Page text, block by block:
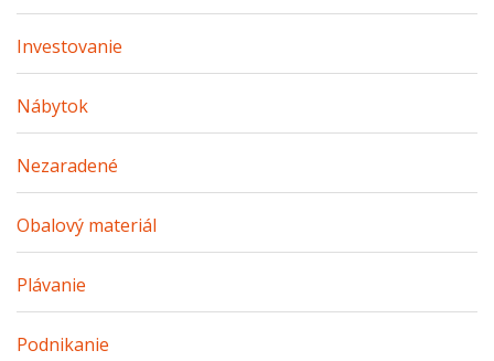
Investovanie
Nábytok
Nezaradené
Obalový materiál
Plávanie
Podnikanie